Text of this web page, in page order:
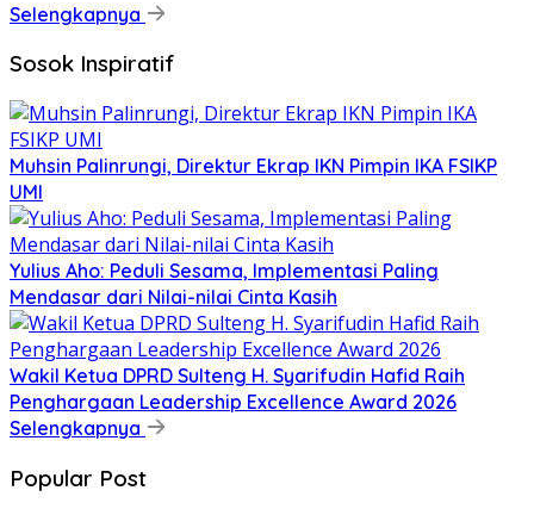
Selengkapnya
Sosok Inspiratif
Muhsin Palinrungi, Direktur Ekrap IKN Pimpin IKA FSIKP
UMI
Yulius Aho: Peduli Sesama, Implementasi Paling
Mendasar dari Nilai-nilai Cinta Kasih
Wakil Ketua DPRD Sulteng H. Syarifudin Hafid Raih
Penghargaan Leadership Excellence Award 2026
Selengkapnya
Popular Post